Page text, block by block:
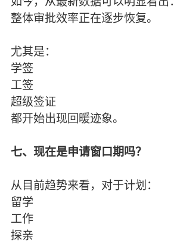
整体审批效率正在逐步恢复。
尤其是：
学签
工签
超级签证
都开始出现回暖迹象。
七、现在是申请窗口期吗？
从目前趋势来看，对于计划：
留学
工作
探亲